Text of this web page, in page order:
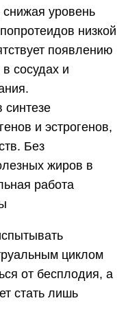
уровень
низкой
появлению
сосудах и
и эстрогенов,
Без
жиров в
работа
циклом
от бесплодия, а
стать лишь